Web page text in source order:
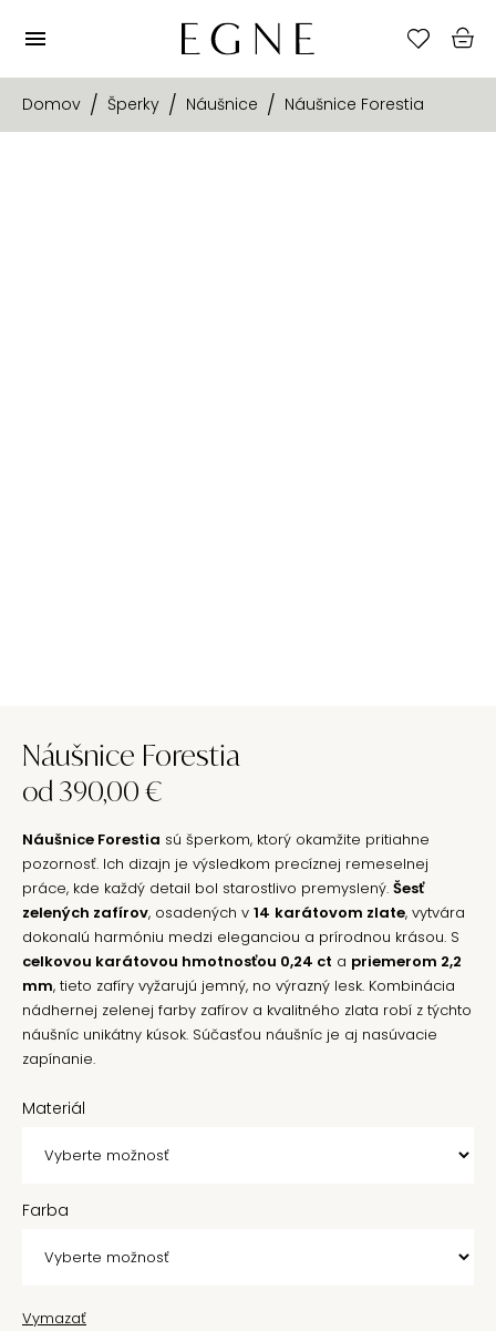
Domov Šperky Náušnice Náušnice Forestia
Náušnice Forestia
od 390,00 €
Náušnice Forestia sú šperkom, ktorý okamžite pritiahne
pozornosť. Ich dizajn je výsledkom precíznej remeselnej
práce, kde každý detail bol starostlivo premyslený. Šesť
zelených zafírov, osadených v 14 karátovom zlate, vytvára
dokonalú harmóniu medzi eleganciou a prírodnou krásou. S
celkovou karátovou hmotnosťou 0,24 ct a priemerom 2,2
mm, tieto zafíry vyžarujú jemný, no výrazný lesk. Kombinácia
nádhernej zelenej farby zafírov a kvalitného zlata robí z týchto
náušníc unikátny kúsok. Súčasťou náušníc je aj nasúvacie
zapínanie.
Materiál
Farba
Vymazať